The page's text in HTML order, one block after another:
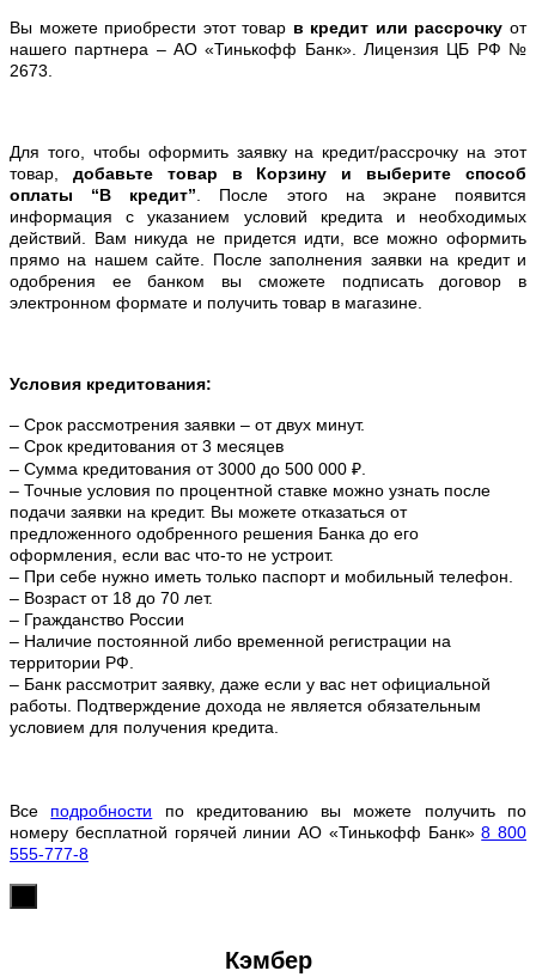
Вы можете приобрести этот товар в кредит или рассрочку от
нашего партнера – АО «Тинькофф Банк». Лицензия ЦБ РФ №
2673.
Для того, чтобы оформить заявку на кредит/рассрочку на этот
товар, добавьте товар в Корзину и выберите способ
оплаты “В кредит” . После этого на экране появится
информация с указанием условий кредита и необходимых
действий. Вам никуда не придется идти, все можно оформить
прямо на нашем сайте. После заполнения заявки на кредит и
одобрения ее банком вы сможете подписать договор в
электронном формате и получить товар в магазине.
Условия кредитования:
– Срок рассмотрения заявки – от двух минут.
– Срок кредитования от 3 месяцев
– Сумма кредитования от 3000 до 500 000 ₽.
– Точные условия по процентной ставке можно узнать после
подачи заявки на кредит. Вы можете отказаться от
предложенного одобренного решения Банка до его
оформления, если вас что-то не устроит.
– При себе нужно иметь только паспорт и мобильный телефон.
– Возраст от 18 до 70 лет.
– Гражданство России
– Наличие постоянной либо временной регистрации на
территории РФ.
– Банк рассмотрит заявку, даже если у вас нет официальной
работы. Подтверждение дохода не является обязательным
условием для получения кредита.
Все подробности по кредитованию вы можете получить по
номеру бесплатной горячей линии АО «Тинькофф Банк»8 800
555-777-8
Кэмбер